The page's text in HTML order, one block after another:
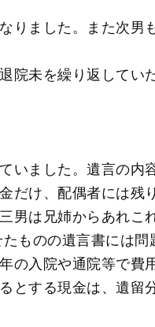
りました。また次男
院未を繰り返してい
いました。遺言の内
だけ、配偶者には残
男は兄姉からあれこ
ものの遺言書には問
の入院や通院等で費
とする現金は、遺留